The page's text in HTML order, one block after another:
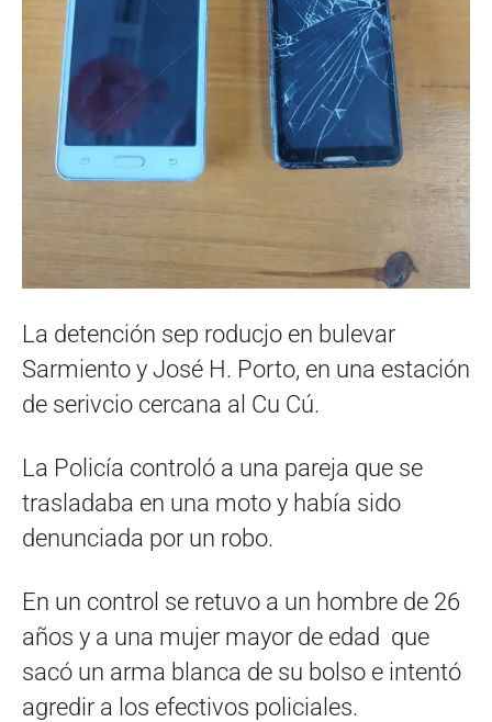
La detención sep roducjo en bulevar
Sarmiento y José H. Porto, en una estación
de serivcio cercana al Cu Cú.
La Policía controló a una pareja que se
trasladaba en una moto y había sido
denunciada por un robo.
En un control se retuvo a un hombre de 26
años y a una mujer mayor de edad que
sacó un arma blanca de su bolso e intentó
agredir a los efectivos policiales.